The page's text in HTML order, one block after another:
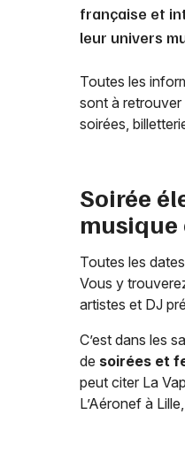
française et
leur univers
Toutes les
sont à
soirées,
Soirée
Toutes les
Vous y
artistes et DJ
C’est dans les
de soirées et
peut citer La
L’Aéronef à